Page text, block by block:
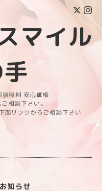
マイル
無料 安心価格
相談下さい。
部リンクからご相談下さい
知らせ